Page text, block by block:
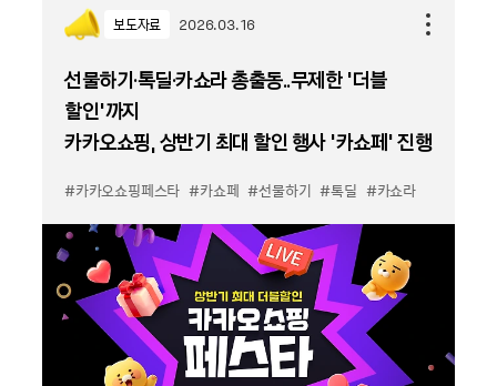
보도자료 2026.03.16
선물하기·톡딜·카쇼라 총출동..무제한 ‘더블
할인’까지
카카오쇼핑, 상반기 최대 할인 행사 ‘카쇼페’ 진행
#카카오쇼핑페스타 #카쇼페 #선물하기 #톡딜 #카쇼라